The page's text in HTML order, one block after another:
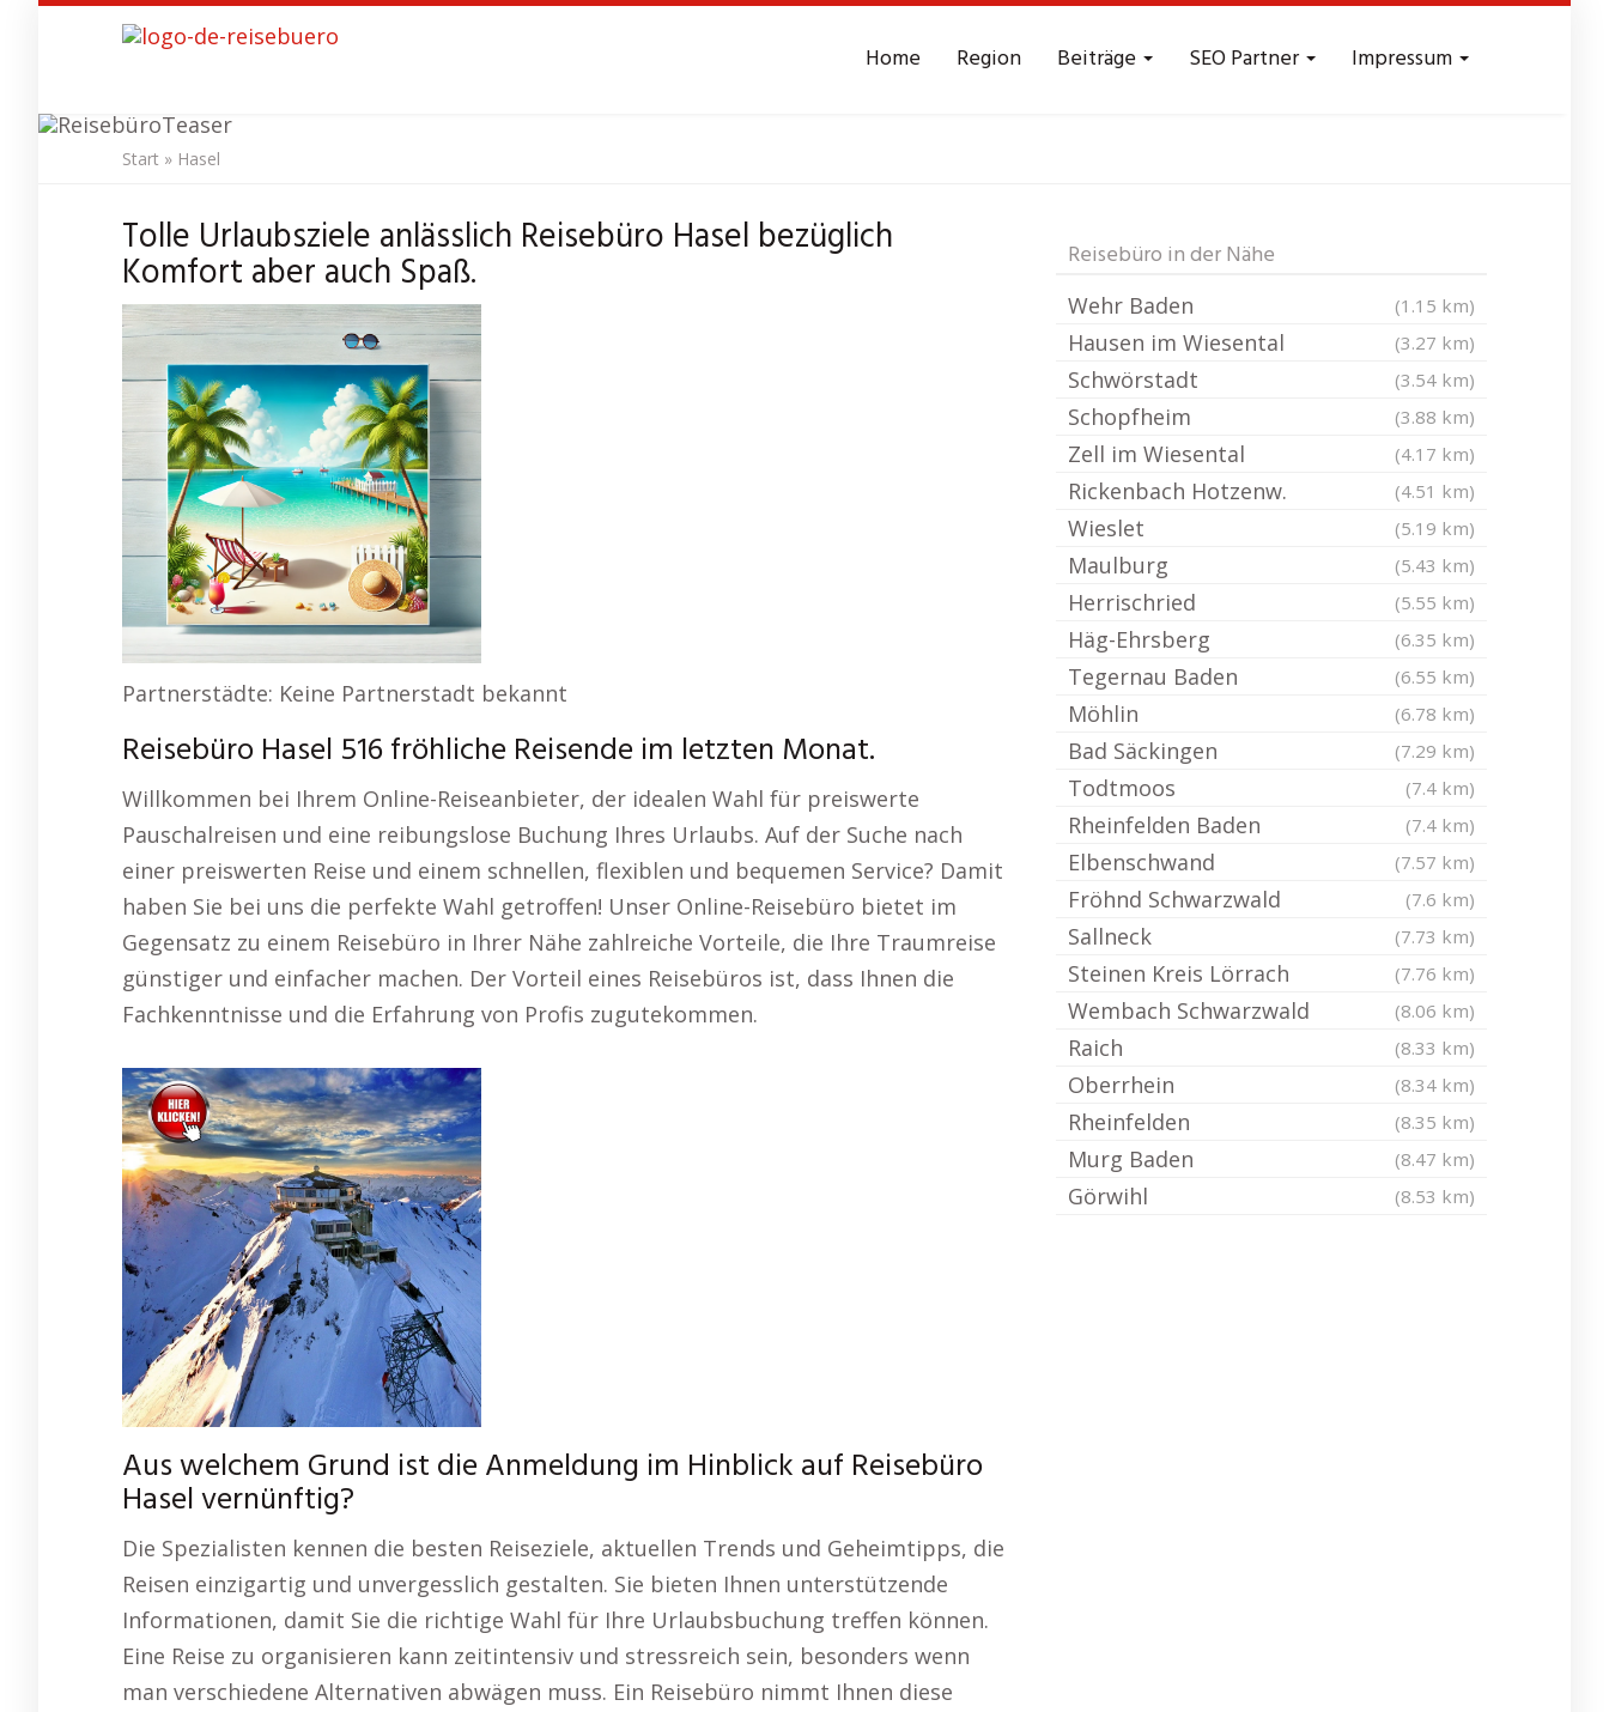
content
Home Region Beiträge SEO Partner Impressum
Reisebüro Hasel
Start » Hasel
Tolle Urlaubsziele anlässlich Reisebüro Hasel bezüglich
Komfort aber auch Spaß.
Partnerstädte: Keine Partnerstadt bekannt
Reisebüro Hasel 516 fröhliche Reisende im letzten Monat.
Willkommen bei Ihrem Online-Reiseanbieter, der idealen Wahl für preiswerte
Pauschalreisen und eine reibungslose Buchung Ihres Urlaubs. Auf der Suche nach
einer preiswerten Reise und einem schnellen, flexiblen und bequemen Service? Damit
haben Sie bei uns die perfekte Wahl getroffen! Unser Online-Reisebüro bietet im
Gegensatz zu einem Reisebüro in Ihrer Nähe zahlreiche Vorteile, die Ihre Traumreise
günstiger und einfacher machen. Der Vorteil eines Reisebüros ist, dass Ihnen die
Fachkenntnisse und die Erfahrung von Profis zugutekommen.
Aus welchem Grund ist die Anmeldung im Hinblick auf Reisebüro
Hasel vernünftig?
Die Spezialisten kennen die besten Reiseziele, aktuellen Trends und Geheimtipps, die
Reisen einzigartig und unvergesslich gestalten. Sie bieten Ihnen unterstützende
Informationen, damit Sie die richtige Wahl für Ihre Urlaubsbuchung treffen können.
Eine Reise zu organisieren kann zeitintensiv und stressreich sein, besonders wenn
man verschiedene Alternativen abwägen muss. Ein Reisebüro nimmt Ihnen diese
Reisebüro in der Nähe
Wehr Baden (1.15 km)
Hausen im Wiesental (3.27 km)
Schwörstadt (3.54 km)
Schopfheim (3.88 km)
Zell im Wiesental (4.17 km)
Rickenbach Hotzenw. (4.51 km)
Wieslet (5.19 km)
Maulburg (5.43 km)
Herrischried (5.55 km)
Häg-Ehrsberg (6.35 km)
Tegernau Baden (6.55 km)
Möhlin (6.78 km)
Bad Säckingen (7.29 km)
Todtmoos (7.4 km)
Rheinfelden Baden (7.4 km)
Elbenschwand (7.57 km)
Fröhnd Schwarzwald (7.6 km)
Sallneck (7.73 km)
Steinen Kreis Lörrach (7.76 km)
Wembach Schwarzwald (8.06 km)
Raich (8.33 km)
Oberrhein (8.34 km)
Rheinfelden (8.35 km)
Murg Baden (8.47 km)
Görwihl (8.53 km)